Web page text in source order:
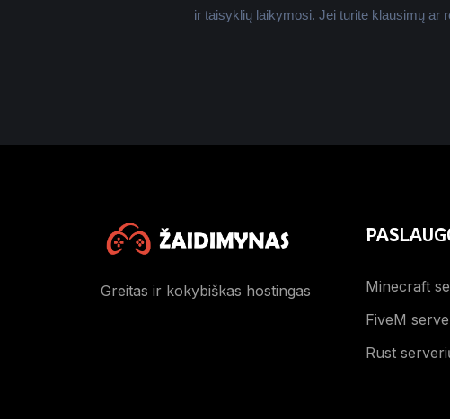
ir taisyklių laikymosi. Jei turite klausimų ar
Greitas ir kokybiškas hostingas
Minecraft
FiveM
Rust